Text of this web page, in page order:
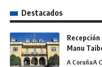
Destacados
Manu
A CoruñaA